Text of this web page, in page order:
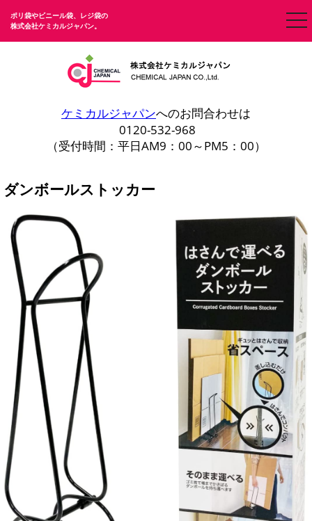
ポリ袋やビニール袋、レジ袋の
株式会社ケミカルジャパン。
ケミカルジャパンへのお問合わせは
0120-532-968
（受付時間：平日AM9：00～PM5：00）
ダンボールストッカー